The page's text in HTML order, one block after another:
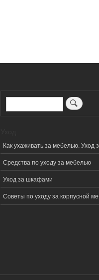
Поиск
Как ухаживать за мебелью. Уход
Средства по уходу за мебелью
Уход за шкафами
Советы по уходу за корпусной